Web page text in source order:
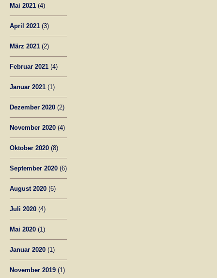
Mai 2021 (4)
April 2021 (3)
März 2021 (2)
Februar 2021 (4)
Januar 2021 (1)
Dezember 2020 (2)
November 2020 (4)
Oktober 2020 (8)
September 2020 (6)
August 2020 (6)
Juli 2020 (4)
Mai 2020 (1)
Januar 2020 (1)
November 2019 (1)